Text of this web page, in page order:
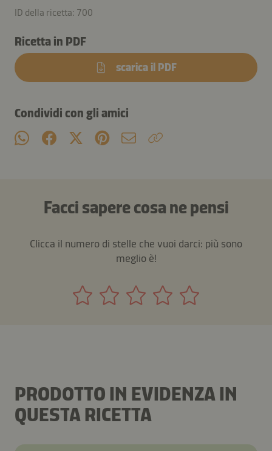
ID della ricetta: 700
Ricetta in PDF
scarica il PDF
Condividi con gli amici
Facci sapere cosa ne pensi
Clicca il numero di stelle che vuoi darci: più sono
meglio è!
PRODOTTO IN EVIDENZA IN
QUESTA RICETTA